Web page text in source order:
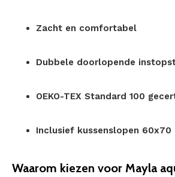
Zacht en comfortabel
Dubbele doorlopende
OEKO-TEX Standard 100
Inclusief kussenslopen 60x70
Waarom kiezen voor Mayla